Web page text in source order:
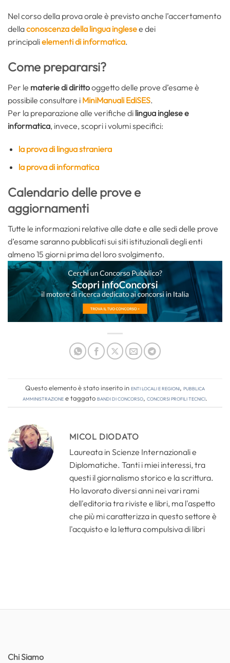
Nel corso della prova orale è previsto anche l’accertamento
dellaconoscenza della lingua inglesee dei
principalielementi di informatica.
Come prepararsi?
Per le materie di dirittooggetto delle prove d’esame è
possibile consultare i MiniManuali EdiSES.
Per la preparazione alle verifiche di lingua inglese e
informatica, invece, scopri i volumi specifici:
la prova di lingua straniera
la prova di informatica
Calendario delle prove e
aggiornamenti
Tutte le informazioni relative alle date e alle sedi delle prove
d’esame saranno pubblicati sui siti istituzionali degli enti
almeno 15 giorni prima del loro svolgimento.
Questo elemento è stato inserito inEnti locali e regioni, Pubblica
amministrazionee taggatobandi di concorso, concorsi profili tecnici.
MICOL DIODATO
Laureata in Scienze Internazionali e
Diplomatiche. Tanti i miei interessi, tra
questi il giornalismo storico e la scrittura.
Ho lavorato diversi anni nei vari rami
dell'editoria tra riviste e libri, ma l'aspetto
che più mi caratterizza in questo settore è
l'acquisto e la lettura compulsiva di libri
Chi Siamo